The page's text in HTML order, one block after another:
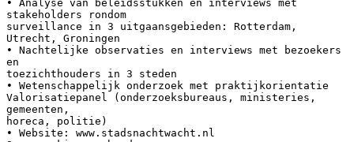
• Analyse van beleidsstukken en interviews met
stakeholders rondom
surveillance in 3 uitgaansgebieden: Rotterdam,
Utrecht, Groningen
• Nachtelijke observaties en interviews met bezoekers
en
toezichthouders in 3 steden
• Wetenschappelijk onderzoek met praktijkorientatie
Valorisatiepanel (onderzoeksbureaus, ministeries,
gemeenten,
horeca, politie)
• Website: www.stadsnachtwacht.nl